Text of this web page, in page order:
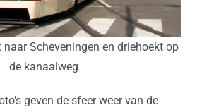
Scheveningen en driehoekt op
de kanaalweg
geven de sfeer weer van de